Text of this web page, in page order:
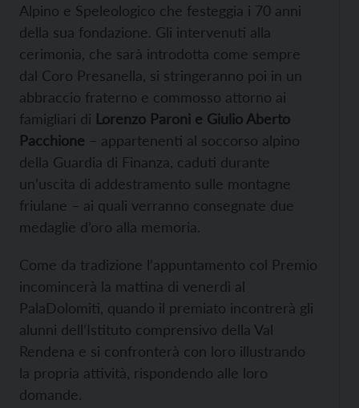
Alpino e Speleologico che festeggia i 70 anni
della sua fondazione. Gli intervenuti alla
cerimonia, che sarà introdotta come sempre
dal Coro Presanella, si stringeranno poi in un
abbraccio fraterno e commosso attorno ai
famigliari di Lorenzo Paroni e Giulio Aberto
Pacchione – appartenenti al soccorso alpino
della Guardia di Finanza, caduti durante
un’uscita di addestramento sulle montagne
friulane – ai quali verranno consegnate due
medaglie d’oro alla memoria.
Come da tradizione l’appuntamento col Premio
incomincerà la mattina di venerdì al
PalaDolomiti, quando il premiato incontrerà gli
alunni dell’Istituto comprensivo della Val
Rendena e si confronterà con loro illustrando
la propria attività, rispondendo alle loro
domande.